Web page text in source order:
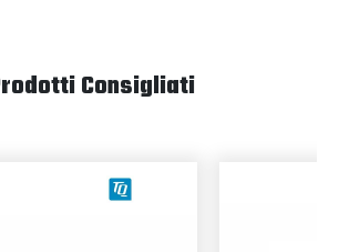
Consigliati